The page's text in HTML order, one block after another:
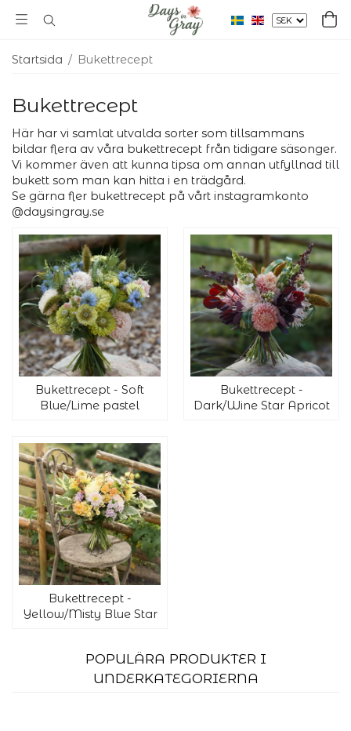
Startsida / Bukettrecept
Bukettrecept
Här har vi samlat utvalda sorter som tillsammans
bildar flera av våra bukettrecept från tidigare säsonger.
Vi kommer även att kunna tipsa om annan utfyllnad till
bukett som man kan hitta i en trädgård.
Se gärna fler bukettrecept på vårt instagramkonto
@daysingray.se
Bukettrecept - Soft
Blue/Lime pastel
Bukettrecept -
Dark/Wine Star Apricot
Bukettrecept -
Yellow/Misty Blue Star
POPULÄRA PRODUKTER I
UNDERKATEGORIERNA